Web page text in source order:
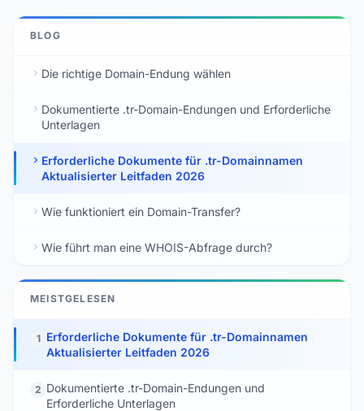
BLOG
Die richtige Domain-Endung wählen
Dokumentierte .tr-Domain-Endungen und Erforderliche
Unterlagen
Erforderliche Dokumente für .tr-Domainnamen
Aktualisierter Leitfaden 2026
Wie funktioniert ein Domain-Transfer?
Wie führt man eine WHOIS-Abfrage durch?
MEISTGELESEN
1 Erforderliche Dokumente für .tr-Domainnamen
Aktualisierter Leitfaden 2026
2 Dokumentierte .tr-Domain-Endungen und
Erforderliche Unterlagen